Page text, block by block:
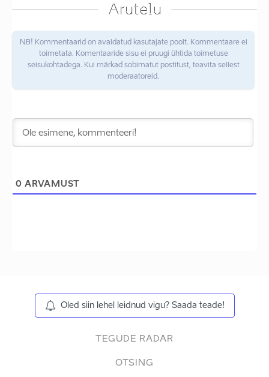
Arutelu
NB! Kommentaarid on avaldatud kasutajate poolt. Kommentaare ei
toimetata. Komentaaride sisu ei pruugi ühtida toimetuse
seisukohtadega. Kui märkad sobimatut postitust, teavita sellest
moderaatoreid.
0 ARVAMUST
Oled siin lehel leidnud vigu? Saada teade!
TEGUDE RADAR
OTSING